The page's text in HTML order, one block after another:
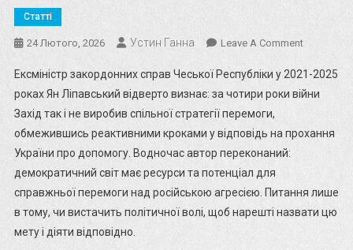
Статті
24 Лютого, 2026 Устин Ганна Leave A CommentOn
Політика
Щодо
Перемога
Ексміністр закордонних справ Чеської Республіки у 2021-2025
роках Ян Ліпавський відверто визнає: за чотири роки війни
Захід так і не виробив спільної стратегії перемоги,
обмежившись реактивними кроками у відповідь на прохання
України про допомогу. Водночас автор переконаний:
демократичний світ має ресурси та потенціал для
справжньої перемоги над російською агресією. Питання лише
в тому, чи вистачить політичної волі, щоб нарешті назвати цю
мету і діяти відповідно.